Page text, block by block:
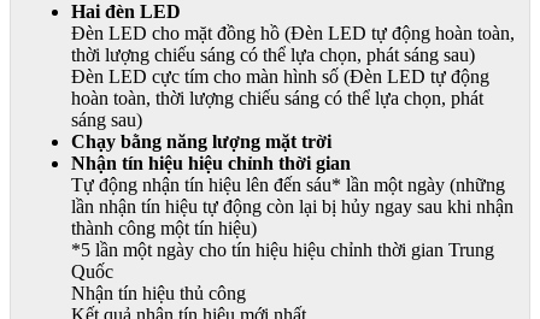
Hai đèn LED
Đèn LED cho mặt đồng hồ (Đèn LED tự động hoàn toàn,
thời lượng chiếu sáng có thể lựa chọn, phát sáng sau)
Đèn LED cực tím cho màn hình số (Đèn LED tự động
hoàn toàn, thời lượng chiếu sáng có thể lựa chọn, phát
sáng sau)
Chạy bằng năng lượng mặt trời
Nhận tín hiệu hiệu chỉnh thời gian
Tự động nhận tín hiệu lên đến sáu* lần một ngày (những
lần nhận tín hiệu tự động còn lại bị hủy ngay sau khi nhận
thành công một tín hiệu)
*5 lần một ngày cho tín hiệu hiệu chỉnh thời gian Trung
Quốc
Nhận tín hiệu thủ công